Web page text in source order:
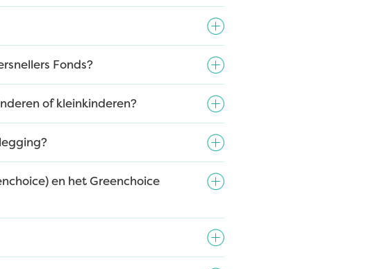
Fonds?
of kleinkinderen?
en het Greenchoice